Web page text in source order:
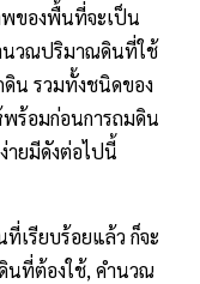
ของพื้นที่จะเป็น
นวณปริมาณดินที่ใช้
ดิน รวมทั้งชนิดของ
ร้อมก่อนการถมดิน
ายมีดังต่อไปนี้
เรียบร้อยแล้ว ก็จะ
นที่ต้องใช้, คำนวณ